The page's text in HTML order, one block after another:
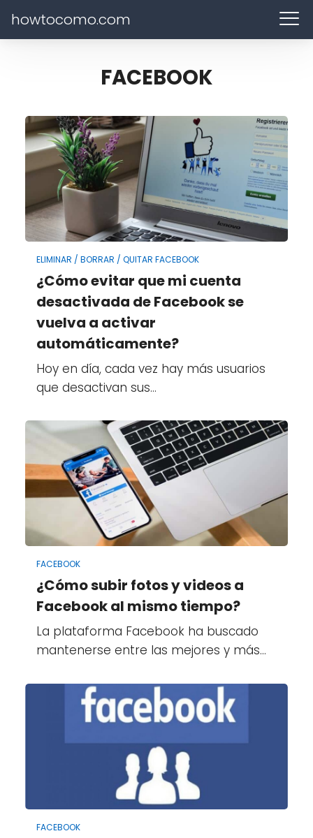
howtocomo.com
FACEBOOK
ELIMINAR / BORRAR / QUITAR FACEBOOK
¿Cómo evitar que mi cuenta
desactivada de Facebook se
vuelva a activar
automáticamente?
Hoy en día, cada vez hay más usuarios
que desactivan sus…
FACEBOOK
¿Cómo subir fotos y videos a
Facebook al mismo tiempo?
La plataforma Facebook ha buscado
mantenerse entre las mejores y más…
FACEBOOK